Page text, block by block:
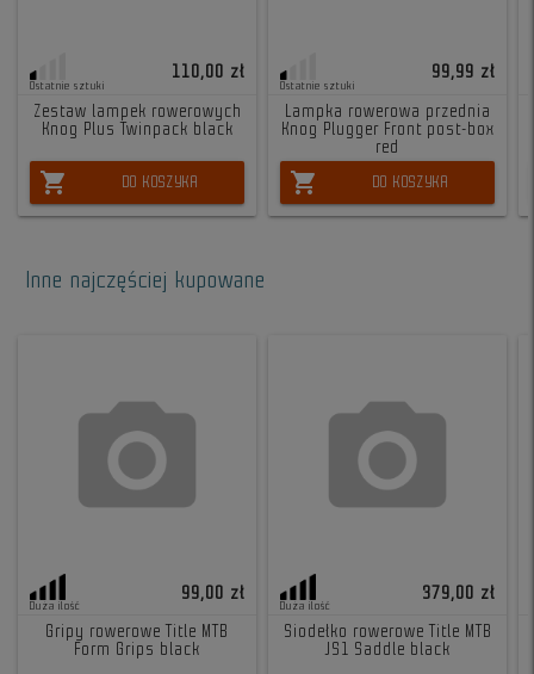
Ostatnie sztuki
110,00 zł
Zestaw lampek rowerowych
Knog Plus Twinpack black
shopping_cart DO KOSZYKA
Ostatnie sztuki
99,99 zł
Lampka rowerowa przednia
Knog Plugger Front post-box
red
shopping_cart DO KOSZYKA
Inne najczęściej kupowane
Duża ilość
99,00 zł
Gripy rowerowe Title MTB
Form Grips black
Duża ilość
379,00 zł
Siodełko rowerowe Title MTB
JS1 Saddle black